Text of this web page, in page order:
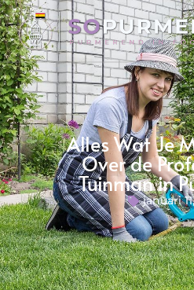
Alles Wat Je
Over de
Tuinman in
januari